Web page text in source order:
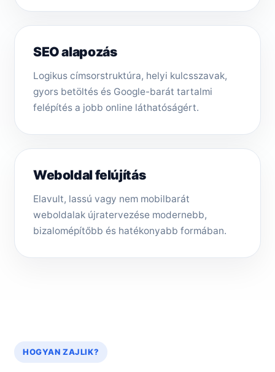
SEO alapozás
Logikus címsorstruktúra, helyi kulcsszavak,
gyors betöltés és Google-barát tartalmi
felépítés a jobb online láthatóságért.
Weboldal felújítás
Elavult, lassú vagy nem mobilbarát
weboldalak újratervezése modernebb,
bizalomépítőbb és hatékonyabb formában.
HOGYAN ZAJLIK?